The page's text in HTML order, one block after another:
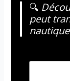
🔍
peut